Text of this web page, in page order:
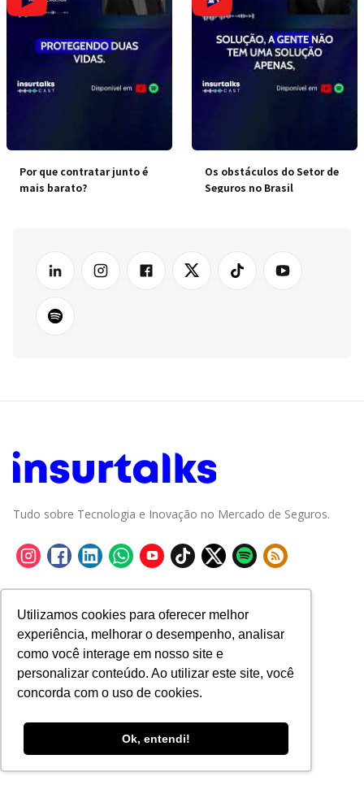
Utilizamos cookies para oferecer melhor
experiência, melhorar o desempenho, analisar
como você interage em nosso site e
personalizar conteúdo. Ao utilizar este site, você
concorda com o uso de cookies.
Ok, entendi!
Por que contratar junto é
mais barato?
Os obstáculos do Setor de
Seguros no Brasil
Tudo sobre Tecnologia e Inovação no Mercado de Seguros.